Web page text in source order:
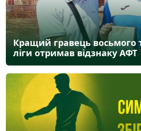
Кращий гравець восьмого
ліги отримав відзнаку АФТ